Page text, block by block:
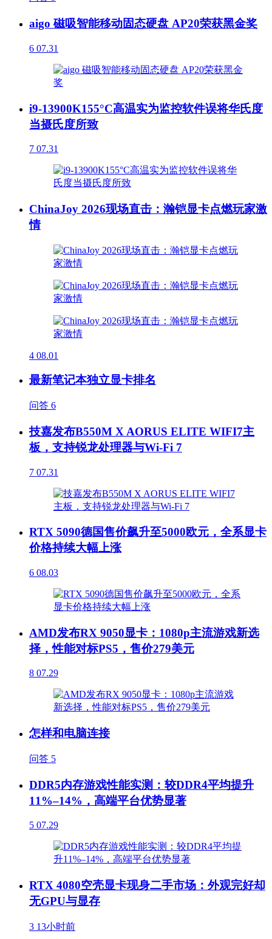
aigo 磁吸智能移动固态硬盘 AP20荣获黑金奖
6 07.31
i9-13900K155°C高温实为监控软件误将华氏度
当摄氏度所致
7 07.31
ChinaJoy 2026现场直击：瀚铠显卡点燃玩家激
情
4 08.01
最新笔记本独立显卡排名
问答 6
技嘉发布B550M X AORUS ELITE WIFI7主
板，支持锐龙处理器与Wi-Fi 7
7 07.31
RTX 5090德国售价飙升至5000欧元，全系显卡
价格持续大幅上涨
6 08.03
AMD发布RX 9050显卡：1080p主流游戏新选
择，性能对标PS5，售价279美元
8 07.29
怎样和电脑连接
问答 5
DDR5内存游戏性能实测：较DDR4平均提升
11%–14%，高端平台优势显著
5 07.29
RTX 4080空壳显卡现身二手市场：外观完好却
无GPU与显存
3 13小时前